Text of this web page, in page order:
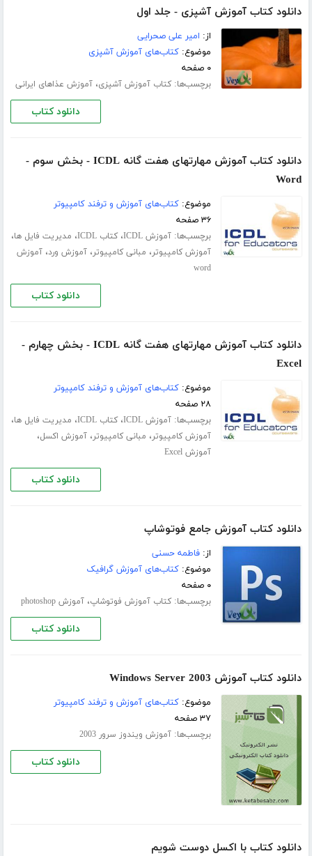
دانلود کتاب آموزش آشپزی - جلد اول
از: امیر علی صحرایی
موضوع:کتاب‌های آموزش آشپزی
۰ صفحه
برچسب‌ها:کتاب آموزش آشپزی،آموزش عذاهای ایرانی
دانلود کتاب
دانلود کتاب آموزش مهارتهای هفت گانه ICDL - بخش سوم -
Word
موضوع:کتاب‌های آموزش و ترفند کامپیوتر
۳۶ صفحه
برچسب‌ها:آموزش ICDL ،کتاب ICDL ، مدیریت فایل ها،
آموزش کامپیوتر، مبانی کامپیوتر،آموزش ورد،آموزش
word
دانلود کتاب
دانلود کتاب آموزش مهارتهای هفت گانه ICDL - بخش چهارم -
Excel
موضوع:کتاب‌های آموزش و ترفند کامپیوتر
۲۸ صفحه
برچسب‌ها:آموزش ICDL ،کتاب ICDL ، مدیریت فایل ها،
آموزش کامپیوتر، مبانی کامپیوتر،آموزش اکسل،
آموزش Excel
دانلود کتاب
دانلود کتاب آموزش جامع فوتوشاپ
از:فاطمه حسنی
موضوع:کتاب‌های آموزش گرافیک
۰ صفحه
برچسب‌ها:کتاب آموزش فوتوشاپ،آموزش photoshop
دانلود کتاب
دانلود کتاب آموزش Windows Server 2003
موضوع:کتاب‌های آموزش و ترفند کامپیوتر
۳۷ صفحه
برچسب‌ها:آموزش ویندوز سرور 2003
دانلود کتاب
دانلود کتاب با اکسل دوست شویم